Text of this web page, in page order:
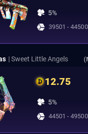
5%
39501 - 44500
| Sweet Little Angels
12.75
5%
44501 - 49500